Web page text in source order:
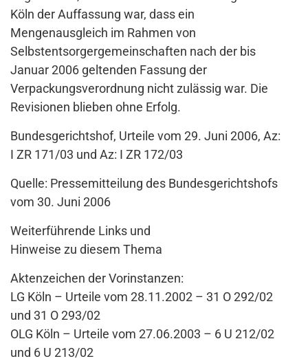
Köln der Auffassung war, dass ein
Mengenausgleich im Rahmen von
Selbstentsorgergemeinschaften nach der bis
Januar 2006 geltenden Fassung der
Verpackungsverordnung nicht zulässig war. Die
Revisionen blieben ohne Erfolg.
Bundesgerichtshof, Urteile vom 29. Juni 2006, Az:
I ZR 171/03 und Az: I ZR 172/03
Quelle: Pressemitteilung des Bundesgerichtshofs
vom 30. Juni 2006
Weiterführende Links und
Hinweise zu diesem Thema
Aktenzeichen der Vorinstanzen:
LG Köln – Urteile vom 28.11.2002 – 31 O 292/02
und 31 O 293/02
OLG Köln – Urteile vom 27.06.2003 – 6 U 212/02
und 6 U 213/02